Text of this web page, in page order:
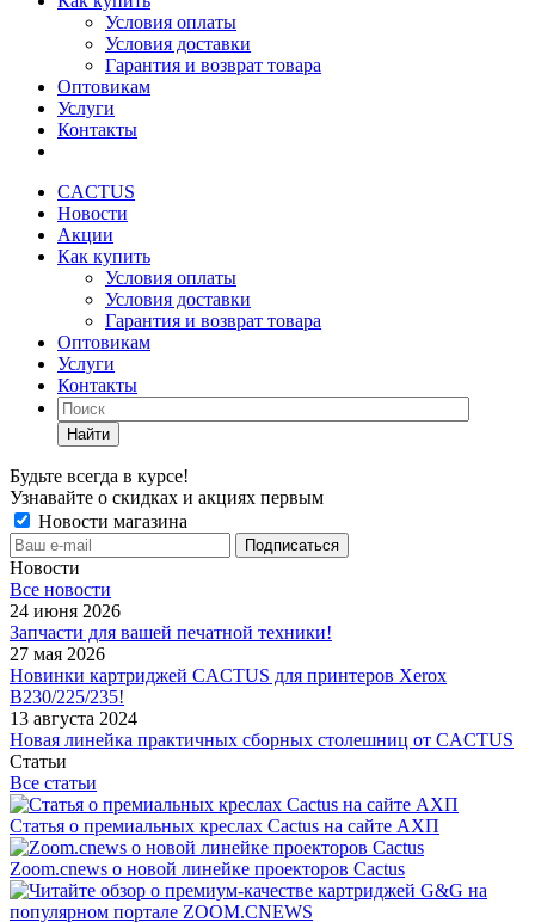
Условия оплаты
Условия доставки
Гарантия и возврат товара
Оптовикам
Услуги
Контакты
CACTUS
Новости
Акции
Как купить
Условия оплаты
Условия доставки
Гарантия и возврат товара
Оптовикам
Услуги
Контакты
Найти
Будьте всегда в курсе!
Узнавайте о скидках и акциях первым
Новости магазина
Новости
Все новости
24 июня 2026
Запчасти для вашей печатной техники!
27 мая 2026
Новинки картриджей CACTUS для принтеров Xerox
B230/225/235!
13 августа 2024
Новая линейка практичных сборных столешниц от CACTUS
Статьи
Все статьи
Статья о премиальных креслах Cactus на сайте АХП
Zoom.cnews о новой линейке проекторов Cactus